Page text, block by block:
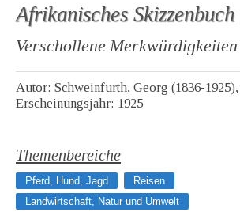
Afrikanisches Skizzenbuch
Verschollene Merkwürdigkeiten
Autor: Schweinfurth, Georg (1836-1925),
Erscheinungsjahr: 1925
Themenbereiche
Pferd, Hund, Jagd
Reisen
Landwirtschaft, Natur und Umwelt